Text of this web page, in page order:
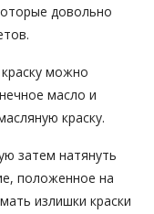
довольно
можно
масло и
краску.
затем натянуть
положенное на
излишки краски